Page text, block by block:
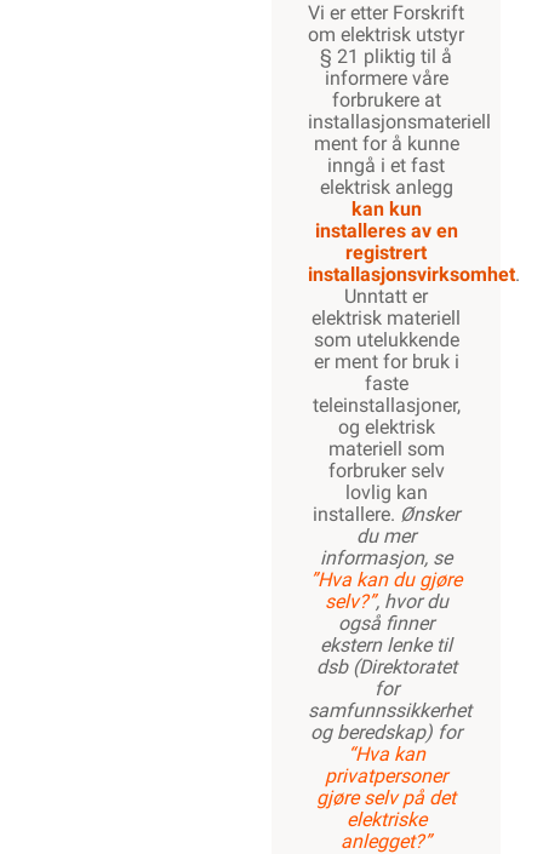
Vi er etter Forskrift
om elektrisk utstyr
§ 21 pliktig til å
informere våre
forbrukere at
installasjonsmateriell
ment for å kunne
inngå i et fast
elektrisk anlegg
kan kun
installeres av en
registrert
installasjonsvirksomhet.
Unntatt er
elektrisk materiell
som utelukkende
er ment for bruk i
faste
teleinstallasjoner,
og elektrisk
materiell som
forbruker selv
lovlig kan
installere. Ønsker
du mer
informasjon, se
”Hva kan du gjøre
selv?”, hvor du
også finner
ekstern lenke til
dsb (Direktoratet
for
samfunnssikkerhet
og beredskap) for
“Hva kan
privatpersoner
gjøre selv på det
elektriske
anlegget?”